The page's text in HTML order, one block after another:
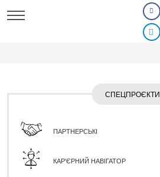
СПЕЦПРОЄКТИ
ПАРТНЕРСЬКІ
КАР'ЄРНИЙ НАВІГАТОР